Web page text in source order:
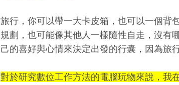
旅行，你可以帶一大卡皮箱，也可以一個背
規劃，也可能像其他人一樣隨性自走，沒有
己的喜好與心情來決定出發的行囊，因為旅
對於研究數位工作方法的電腦玩物來說，我